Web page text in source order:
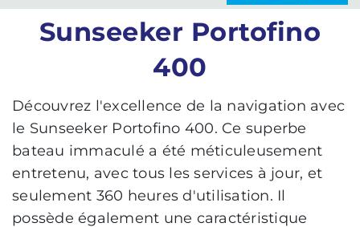
Sunseeker Portofino
400
Découvrez l'excellence de la navigation avec
le Sunseeker Portofino 400. Ce superbe
bateau immaculé a été méticuleusement
entretenu, avec tous les services à jour, et
seulement 360 heures d'utilisation. Il
possède également une caractéristique